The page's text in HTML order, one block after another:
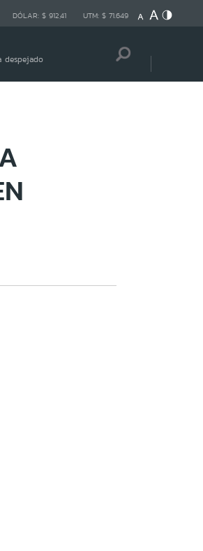
DÓLAR: $ 912,41 UTM: $ 71.649
despejado